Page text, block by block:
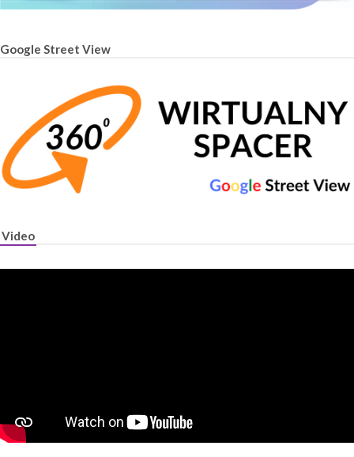
Google Street View
Video